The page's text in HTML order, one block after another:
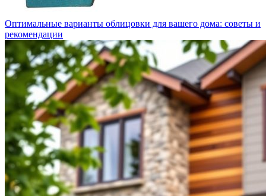
Оптимальные варианты облицовки для вашего дома: советы и
рекомендации